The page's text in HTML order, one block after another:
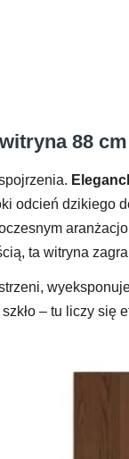
88
odcień dzikiego
ta witryna
– tu liczy się